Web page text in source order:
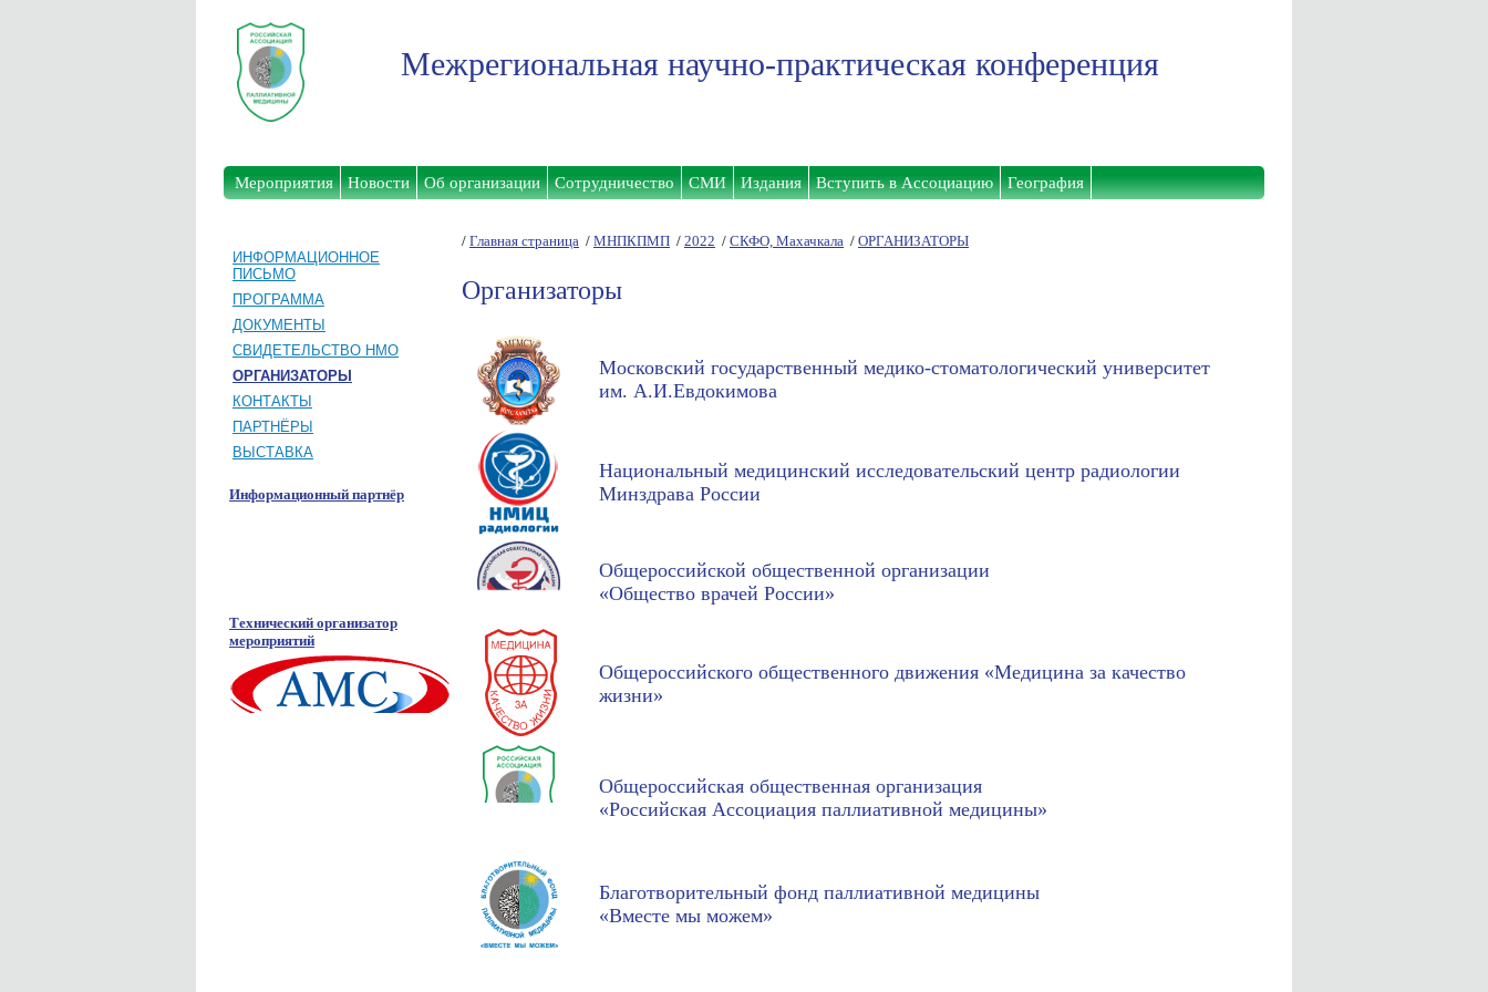
Межрегиональная научно-практическая конференция
Мероприятия Новости Об организации Сотрудничество СМИ Издания Вступить в Ассоциацию География
ИНФОРМАЦИОННОЕ
ПИСЬМО
ПРОГРАММА
ДОКУМЕНТЫ
СВИДЕТЕЛЬСТВО НМО
ОРГАНИЗАТОРЫ
КОНТАКТЫ
ПАРТНЁРЫ
ВЫСТАВКА
Информационный партнёр
Технический организатор
мероприятий
/ Главная страница / МНПКПМП / 2022 / СКФО, Махачкала / ОРГАНИЗАТОРЫ
Организаторы
Московский государственный медико-стоматологический университет
им. А.И.Евдокимова
Национальный медицинский исследовательский центр радиологии
Минздрава России
Общероссийской общественной организации
«Общество врачей России»
Общероссийского общественного движения «Медицина за качество
жизни»
Общероссийская общественная организация
«Российская Ассоциация паллиативной медицины»
Благотворительный фонд паллиативной медицины
«Вместе мы можем»